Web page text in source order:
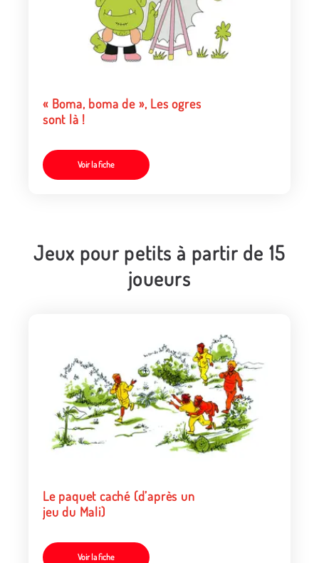
« Boma, boma de », Les ogres
sont là !
Voir la fiche
Jeux pour petits à partir de 15
joueurs
Le paquet caché (d’après un
jeu du Mali)
Voir la fiche